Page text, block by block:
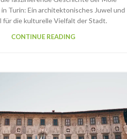
Turin: Ein architektonisches Juwel und
für die kulturelle Vielfalt der Stadt.
CONTINUE READING